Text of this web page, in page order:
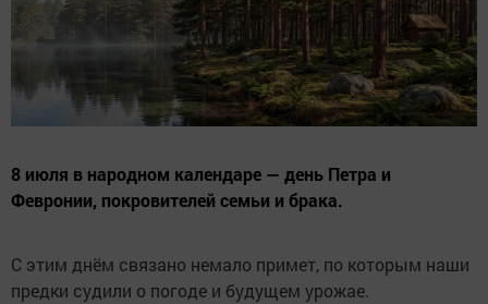
8 июля в народном календаре — день Петра и
Февронии, покровителей семьи и брака.
С этим днём связано немало примет, по которым наши
предки судили о погоде и будущем урожае.